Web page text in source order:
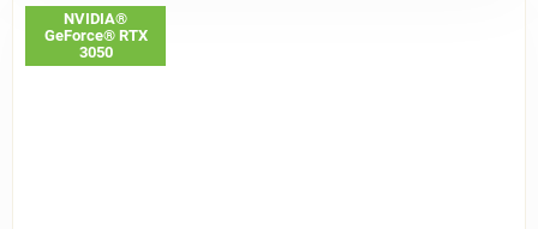
NVIDIA®
GeForce® RTX
3050